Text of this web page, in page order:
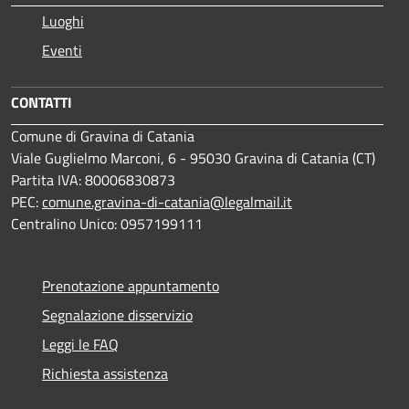
Luoghi
Eventi
CONTATTI
Comune di Gravina di Catania
Viale Guglielmo Marconi, 6 - 95030 Gravina di Catania (CT)
Partita IVA: 80006830873
PEC:comune.gravina-di-catania@legalmail.it
Centralino Unico: 0957199111
Prenotazione appuntamento
Segnalazione disservizio
Leggi le FAQ
Richiesta assistenza